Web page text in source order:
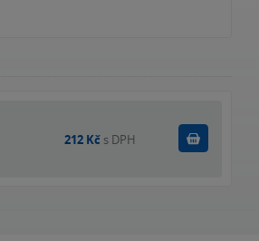
212 Kč s DPH Koupit